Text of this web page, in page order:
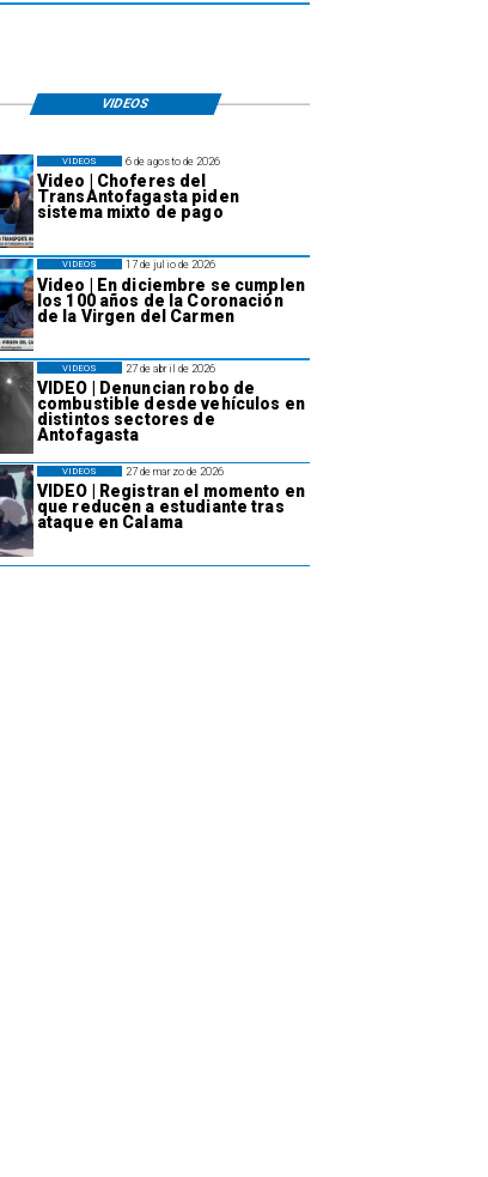
VIDEOS
6 de agosto de 2026
Video | Choferes del
TransAntofagasta piden
sistema mixto de pago
VIDEOS
17 de julio de 2026
Video | En diciembre se cumplen
los 100 años de la Coronación
de la Virgen del Carmen
VIDEOS
27 de abril de 2026
VIDEO | Denuncian robo de
combustible desde vehículos en
distintos sectores de
Antofagasta
VIDEOS
27 de marzo de 2026
VIDEO | Registran el momento en
que reducen a estudiante tras
ataque en Calama
VIDEOS